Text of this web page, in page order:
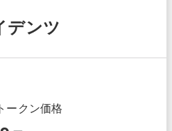
デンツ
ークン価格